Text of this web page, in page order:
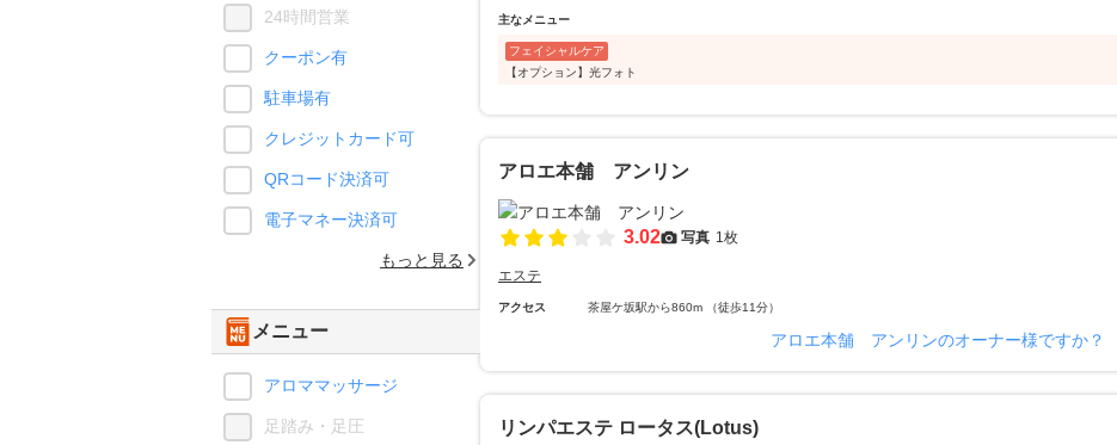
主なメニュー
フェイシャルケア
【オプション】光フォト
アロエ本舗 アンリン
3.02 写真 1枚
エステ
アクセス 茶屋ケ坂駅から860m （徒歩11分）
アロエ本舗 アンリンのオーナー様ですか？
リンパエステ ロータス(Lotus)
24時間営業
クーポン有
駐車場有
クレジットカード可
QRコード決済可
電子マネー決済可
もっと見る
メニュー
アロママッサージ
足踏み・足圧